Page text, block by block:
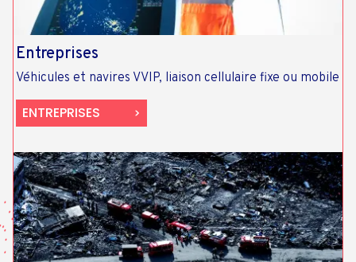
Entreprises
Véhicules et navires VVIP, liaison cellulaire fixe ou mobile
ENTREPRISES